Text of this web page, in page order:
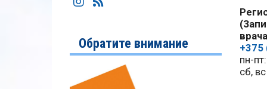
+375
пн-
сб,
Обратите внимание